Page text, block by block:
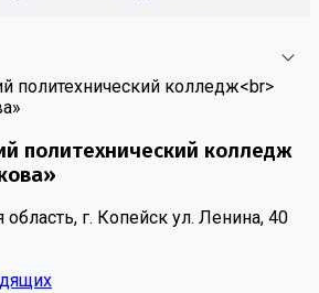
политехнический колледж
г. Копейск ул. Ленина, 40